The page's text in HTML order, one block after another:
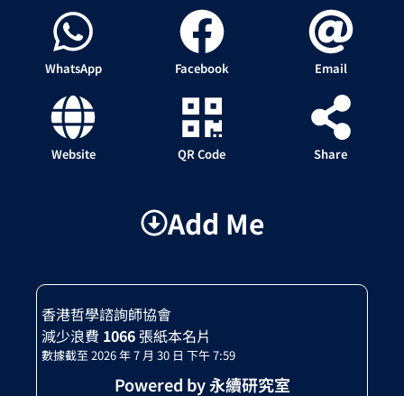
WhatsApp Facebook Email
Website QR Code Share
Add Me
香港哲學諮詢師協會
減少浪費 1066 張紙本名片
數據截至 2026 年 7 月 30 日 下午 7:59
Powered by 永續研究室